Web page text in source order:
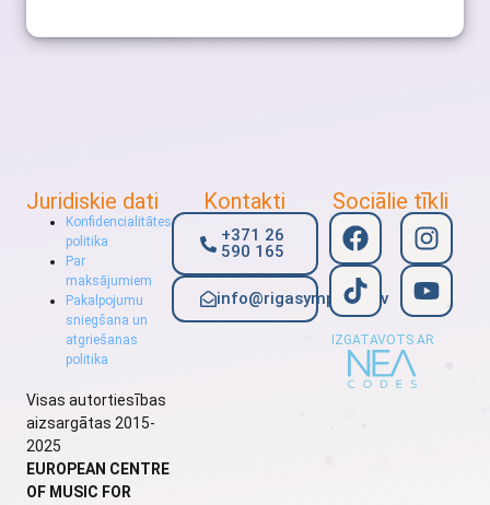
Juridiskie dati
Konfidencialitātes
politika
Par
maksājumiem
Pakalpojumu
sniegšana un
atgriešanas
politika
Visas autortiesības
aizsargātas 2015-
2025
EUROPEAN CENTRE
OF MUSIC FOR
Kontakti
+371 26
590 165
info@rigasymphony.lv
Sociālie tīkli
IZGATAVOTS AR